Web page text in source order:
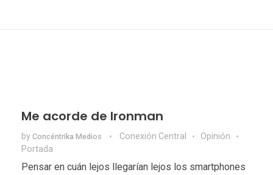
Me acorde de Ironman
by Concéntrika Medios Conexión Central
Opinión
Portada
Pensar en cuán lejos llegarían lejos los smartphones